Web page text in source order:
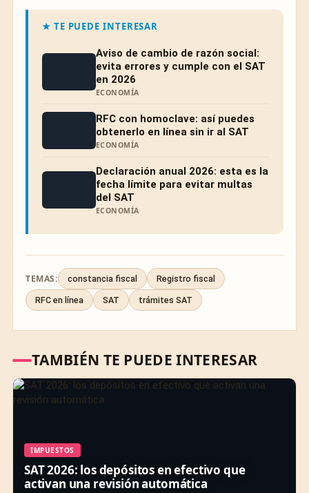
★ TE PUEDE INTERESAR
Aviso de cambio de razón social:
evita errores y cumple con el SAT
en 2026
ECONOMÍA
RFC con homoclave: así puedes
obtenerlo en línea sin ir al SAT
ECONOMÍA
Declaración anual 2026: esta es la
fecha límite para evitar multas
del SAT
ECONOMÍA
TEMAS: constancia fiscal Registro fiscal
RFC en línea SAT trámites SAT
TAMBIÉN TE PUEDE INTERESAR
IMPUESTOS
SAT 2026: los depósitos en efectivo que
activan una revisión automática